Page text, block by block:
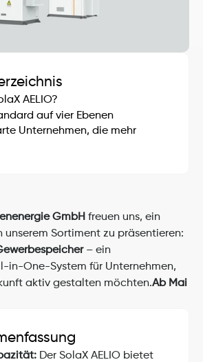
GmbH freuen uns, ein
Sortiment zu präsentieren:
– ein
in-One-System für Unternehmen,
aktiv gestalten möchten.Ab Mai
Der SolaX AELIO bietet
AELIO?
auf vier Ebenen
Unternehmen, die mehr